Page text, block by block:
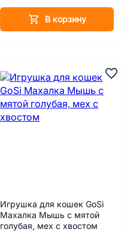
В корзину
Игрушка для кошек GoSi
Махалка Мышь с мятой
голубая, мех с хвостом